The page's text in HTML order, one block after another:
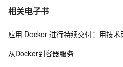
相关电子书
应用 Docker 进行持续交付：用技
从Docker到容器服务